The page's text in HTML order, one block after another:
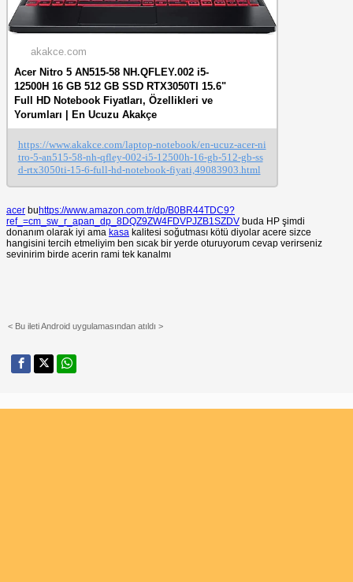
akakce.com
Acer Nitro 5 AN515-58 NH.QFLEY.002 i5-
12500H 16 GB 512 GB SSD RTX3050TI 15.6"
Full HD Notebook Fiyatları, Özellikleri ve
Yorumları | En Ucuzu Akakçe
https://www.akakce.com/laptop-notebook/en-ucuz-acer-ni
tro-5-an515-58-nh-qfley-002-i5-12500h-16-gb-512-gb-ss
d-rtx3050ti-15-6-full-hd-notebook-fiyati,49083903.html
acer bu https://www.amazon.com.tr/dp/B0BR44TDC9?
ref_=cm_sw_r_apan_dp_8DQZ9ZW4FDVPJZB1SZDV buda HP şimdi
donanım olarak iyi ama kasa kalitesi soğutması kötü diyolar acere sizce
hangisini tercih etmeliyim ben sıcak bir yerde oturuyorum cevap verirseniz
sevinirim birde acerin rami tek kanalmı
< Bu ileti Android uygulamasından atıldı >